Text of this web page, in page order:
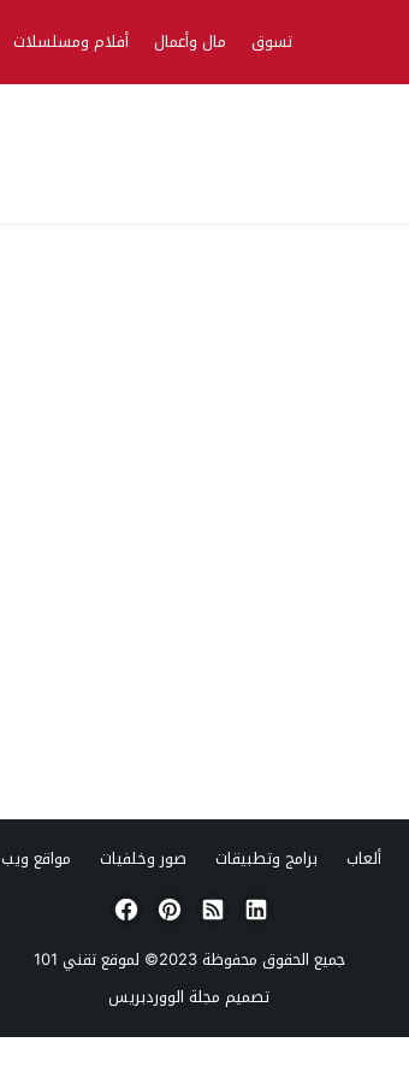
تسوق مال وأعمال أفلام ومسلسلات
ألعاب برامج وتطبيقات صور وخلفيات مواقع ويب
جميع الحقوق محفوظة 2023© لموقع
تقني 101
تصميم مجلة الووردبريس